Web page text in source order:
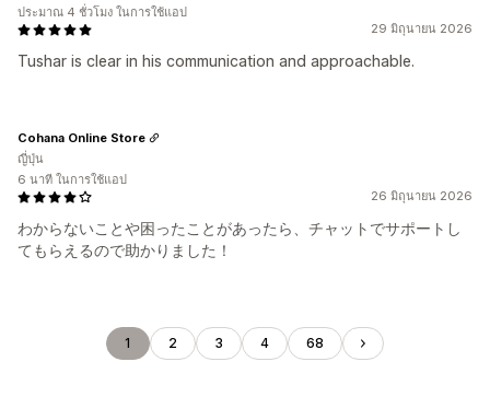
29 มิถุนายน 2026
Tushar is clear in his communication and approachable.
ประมาณ 4 ชั่วโมง ในการใช้แอป
26 มิถุนายน 2026
わからないことや困ったことがあったら、チャットでサポートし
てもらえるので助かりました！
Cohana Online Store
ญี่ปุ่น
6 นาที ในการใช้แอป
1 2 3 4 68